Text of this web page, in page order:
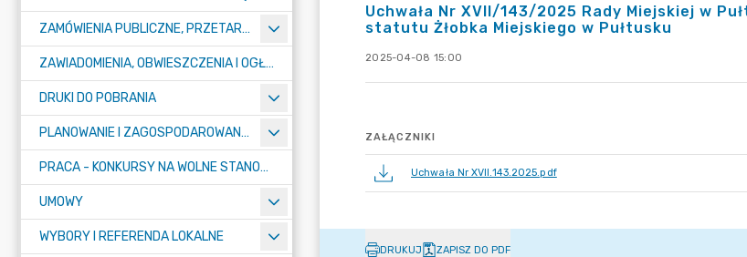
ZAMÓWIENIA PUBLICZNE, PRZETARGI, KONKURSY
ZAWIADOMIENIA, OBWIESZCZENIA I OGŁOSZENIA
DRUKI DO POBRANIA
PLANOWANIE I ZAGOSPODAROWANIE PRZESTRZENNE
PRACA - KONKURSY NA WOLNE STANOWISKA
UMOWY
WYBORY I REFERENDA LOKALNE
Uchwała Nr XVII/143/2025 Rady Miejskiej w
statutu Żłobka Miejskiego w Pułtusku
2025-04-08 15:00
ZAŁĄCZNIKI
Uchwała Nr XVII.143.2025.pdf
DRUKUJ ZAPISZ DO PDF